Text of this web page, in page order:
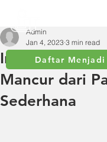
Daftar
Inilah Cara
Mancur dari
Sederhana
Admin
Jan 4, 2023 3 min read